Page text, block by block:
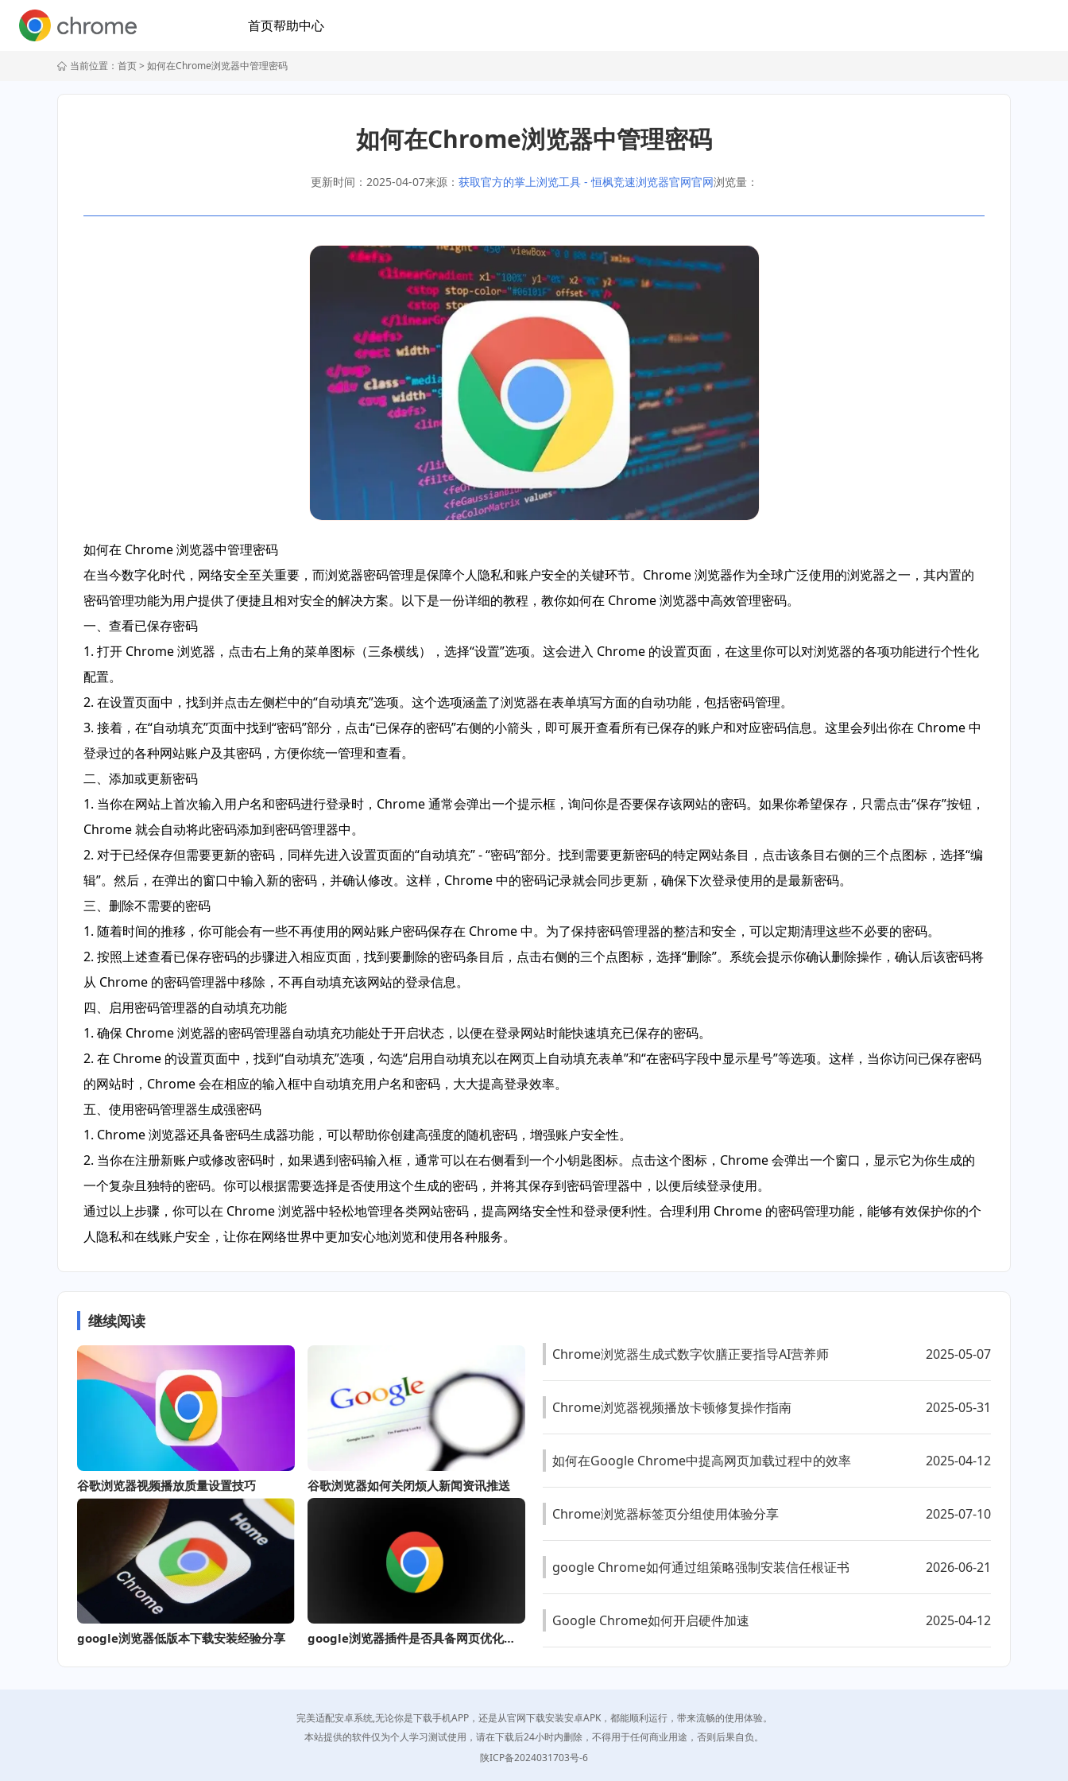
首页帮助中心
当前位置： 首页> 如何在Chrome浏览器中管理密码
如何在Chrome浏览器中管理密码
更新时间：2025-04-07来源： 获取官方的掌上浏览工具 - 恒枫竞速浏览器官网官网浏览量：
如何在 Chrome 浏览器中管理密码
在当今数字化时代，网络安全至关重要，而浏览器密码管理是保障个人隐私和账户安全的关键环节。Chrome 浏览器作为全球广泛使用的浏览器之一，其内置的
密码管理功能为用户提供了便捷且相对安全的解决方案。以下是一份详细的教程，教你如何在 Chrome 浏览器中高效管理密码。
一、查看已保存密码
1. 打开 Chrome 浏览器，点击右上角的菜单图标（三条横线），选择“设置”选项。这会进入 Chrome 的设置页面，在这里你可以对浏览器的各项功能进行个性化
配置。
2. 在设置页面中，找到并点击左侧栏中的“自动填充”选项。这个选项涵盖了浏览器在表单填写方面的自动功能，包括密码管理。
3. 接着，在“自动填充”页面中找到“密码”部分，点击“已保存的密码”右侧的小箭头，即可展开查看所有已保存的账户和对应密码信息。这里会列出你在 Chrome 中
登录过的各种网站账户及其密码，方便你统一管理和查看。
二、添加或更新密码
1. 当你在网站上首次输入用户名和密码进行登录时，Chrome 通常会弹出一个提示框，询问你是否要保存该网站的密码。如果你希望保存，只需点击“保存”按钮，
Chrome 就会自动将此密码添加到密码管理器中。
2. 对于已经保存但需要更新的密码，同样先进入设置页面的“自动填充” - “密码”部分。找到需要更新密码的特定网站条目，点击该条目右侧的三个点图标，选择“编
辑”。然后，在弹出的窗口中输入新的密码，并确认修改。这样，Chrome 中的密码记录就会同步更新，确保下次登录使用的是最新密码。
三、删除不需要的密码
1. 随着时间的推移，你可能会有一些不再使用的网站账户密码保存在 Chrome 中。为了保持密码管理器的整洁和安全，可以定期清理这些不必要的密码。
2. 按照上述查看已保存密码的步骤进入相应页面，找到要删除的密码条目后，点击右侧的三个点图标，选择“删除”。系统会提示你确认删除操作，确认后该密码将
从 Chrome 的密码管理器中移除，不再自动填充该网站的登录信息。
四、启用密码管理器的自动填充功能
1. 确保 Chrome 浏览器的密码管理器自动填充功能处于开启状态，以便在登录网站时能快速填充已保存的密码。
2. 在 Chrome 的设置页面中，找到“自动填充”选项，勾选“启用自动填充以在网页上自动填充表单”和“在密码字段中显示星号”等选项。这样，当你访问已保存密码
的网站时，Chrome 会在相应的输入框中自动填充用户名和密码，大大提高登录效率。
五、使用密码管理器生成强密码
1. Chrome 浏览器还具备密码生成器功能，可以帮助你创建高强度的随机密码，增强账户安全性。
2. 当你在注册新账户或修改密码时，如果遇到密码输入框，通常可以在右侧看到一个小钥匙图标。点击这个图标，Chrome 会弹出一个窗口，显示它为你生成的
一个复杂且独特的密码。你可以根据需要选择是否使用这个生成的密码，并将其保存到密码管理器中，以便后续登录使用。
通过以上步骤，你可以在 Chrome 浏览器中轻松地管理各类网站密码，提高网络安全性和登录便利性。合理利用 Chrome 的密码管理功能，能够有效保护你的个
人隐私和在线账户安全，让你在网络世界中更加安心地浏览和使用各种服务。
继续阅读
谷歌浏览器视频播放质量设置技巧 谷歌浏览器如何关闭烦人新闻资讯推送
google浏览器低版本下载安装经验分享 google浏览器插件是否具备网页优化能力
Chrome浏览器生成式数字饮膳正要指导AI营养师 2025-05-07
Chrome浏览器视频播放卡顿修复操作指南 2025-05-31
如何在Google Chrome中提高网页加载过程中的效率 2025-04-12
Chrome浏览器标签页分组使用体验分享 2025-07-10
google Chrome如何通过组策略强制安装信任根证书 2026-06-21
Google Chrome如何开启硬件加速 2025-04-12
完美适配安卓系统,无论你是下载手机APP，还是从官网下载安装安卓APK，都能顺利运行，带来流畅的使用体验。
本站提供的软件仅为个人学习测试使用，请在下载后24小时内删除，不得用于任何商业用途，否则后果自负。
陕ICP备2024031703号-6